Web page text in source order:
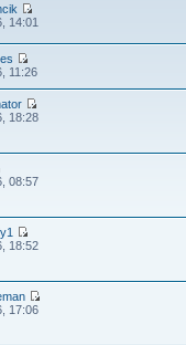
14:01
11:26
18:28
08:57
18:52
17:06